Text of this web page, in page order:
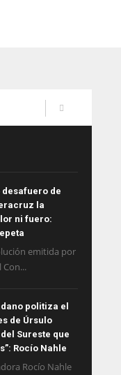
de
la
ni fuero:
emitida por
Con...
politiza el
de Úrsulo
Sureste que
Rocío Nahle
Rocío Nahle